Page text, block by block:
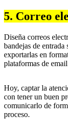
5. Correo
Diseña correos
bandejas de entrada
exportarlas en
plataformas de
Hoy, captar la
con tener un buen
comunicarlo de
proceso.